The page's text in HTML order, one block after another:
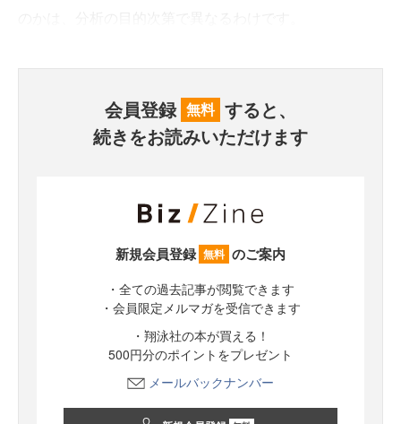
会員登録 無料 すると、
続きをお読みいただけます
新規会員登録 無料 のご案内
・全ての過去記事が閲覧できます
・会員限定メルマガを受信できます
・翔泳社の本が買える！
500円分のポイントをプレゼント
メールバックナンバー